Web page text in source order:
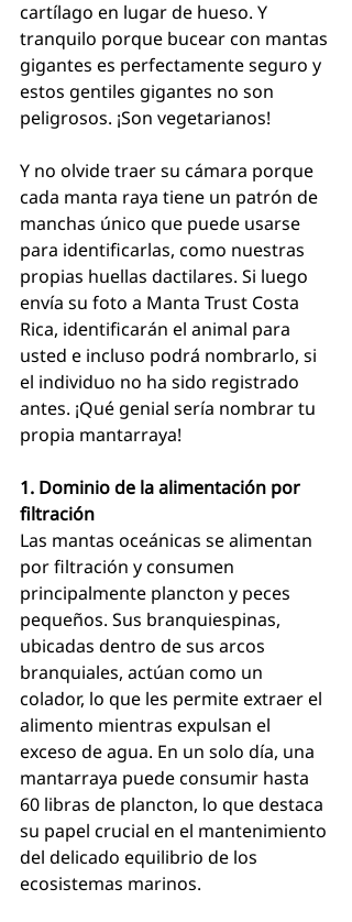
cartílago en lugar de hueso. Y
tranquilo porque bucear con mantas
gigantes es perfectamente seguro y
estos gentiles gigantes no son
peligrosos. ¡Son vegetarianos!
Y no olvide traer su cámara porque
cada manta raya tiene un patrón de
manchas único que puede usarse
para identificarlas, como nuestras
propias huellas dactilares. Si luego
envía su foto a Manta Trust Costa
Rica, identificarán el animal para
usted e incluso podrá nombrarlo, si
el individuo no ha sido registrado
antes. ¡Qué genial sería nombrar tu
propia mantarraya!
1. Dominio de la alimentación por
filtración
Las mantas oceánicas se alimentan
por filtración y consumen
principalmente plancton y peces
pequeños. Sus branquiespinas,
ubicadas dentro de sus arcos
branquiales, actúan como un
colador, lo que les permite extraer el
alimento mientras expulsan el
exceso de agua. En un solo día, una
mantarraya puede consumir hasta
60 libras de plancton, lo que destaca
su papel crucial en el mantenimiento
del delicado equilibrio de los
ecosistemas marinos.